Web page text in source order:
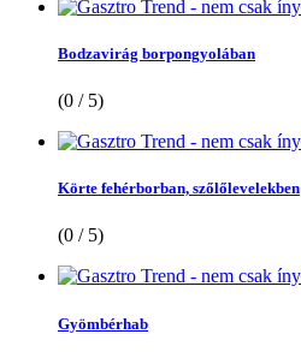
Bodzavirág borpongyolában
(0 / 5)
Körte fehérborban, szőlőlevelekben
(0 / 5)
Gyömbérhab